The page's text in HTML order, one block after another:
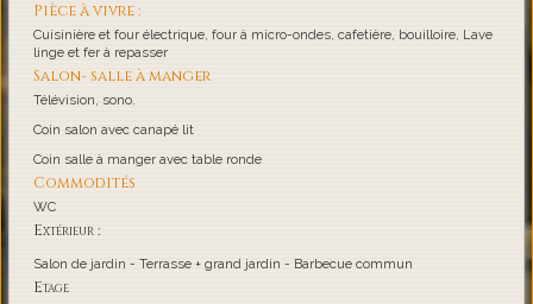
Pièce à vivre :
Cuisinière et four électrique, four à micro-ondes, cafetière, bouilloire, Lave
linge et fer à repasser
Salon- salle à manger
Télévision, sono.
Coin salon avec canapé lit
Coin salle à manger avec table ronde
Commodités
WC
Extérieur :
Salon de jardin - Terrasse + grand jardin - Barbecue commun
Etage